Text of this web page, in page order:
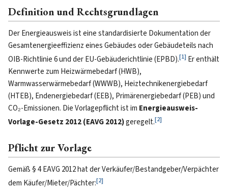
Definition und Rechtsgrundlagen
Der Energieausweis ist eine standardisierte Dokumentation der
Gesamtenergieeffizienz eines Gebäudes oder Gebäudeteils nach
OIB-Richtlinie 6 und der EU-Gebäuderichtlinie (EPBD).[1] Er enthält
Kennwerte zum Heizwärmebedarf (HWB),
Warmwasserwärmebedarf (WWWB), Heiztechnikenergiebedarf
(HTEB), Endenergiebedarf (EEB), Primärenergiebedarf (PEB) und
CO₂-Emissionen. Die Vorlagepflicht ist im Energieausweis-
Vorlage-Gesetz 2012 (EAVG 2012)geregelt.[2]
Pflicht zur Vorlage
Gemäß § 4 EAVG 2012 hat der Verkäufer/Bestandgeber/Verpächter
dem Käufer/Mieter/Pächter:[2]